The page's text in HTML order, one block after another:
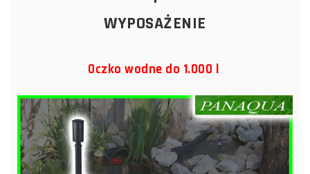
WYPOSAŻENIE
Oczko wodne do 1.000 l